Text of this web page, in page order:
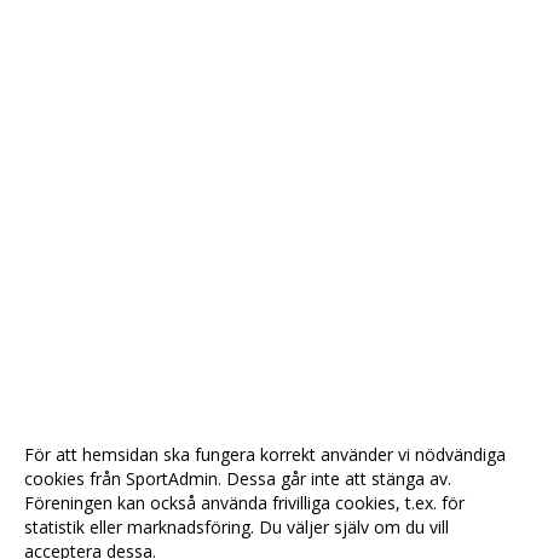
För att hemsidan ska fungera korrekt använder vi nödvändiga
cookies från SportAdmin. Dessa går inte att stänga av.
Föreningen kan också använda frivilliga cookies, t.ex. för
statistik eller marknadsföring. Du väljer själv om du vill
acceptera dessa.